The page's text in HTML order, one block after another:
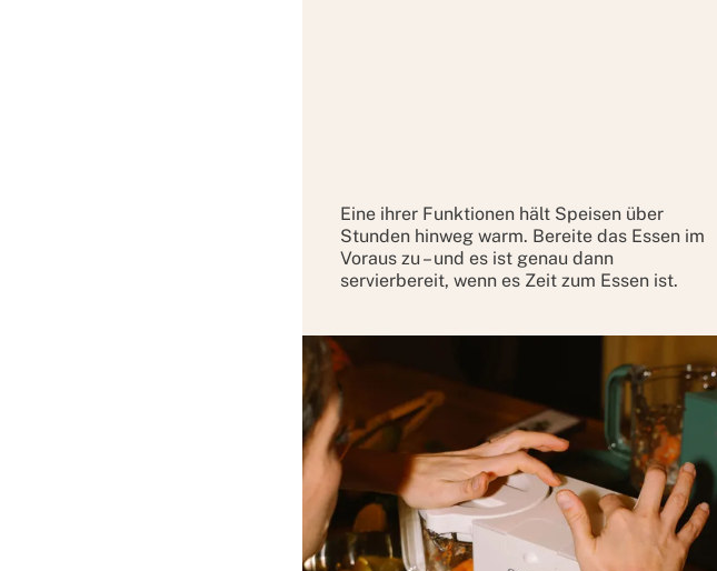
Eine ihrer Funktionen hält Speisen über
Stunden hinweg warm. Bereite das Essen im
Voraus zu – und es ist genau dann
servierbereit, wenn es Zeit zum Essen ist.